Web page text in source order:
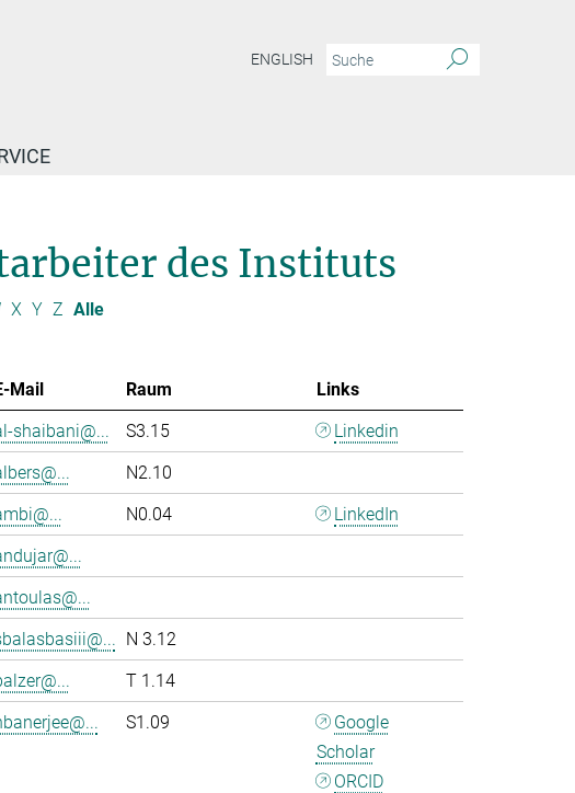
ENGLISH
des Instituts
X Y Z Alle
Mail Raum
Links
shaibani@... S3.15
Linkedin
N2.10
N0.04
LinkedIn
N 3.12
T 1.14
S1.09
Google
Scholar
ORCID